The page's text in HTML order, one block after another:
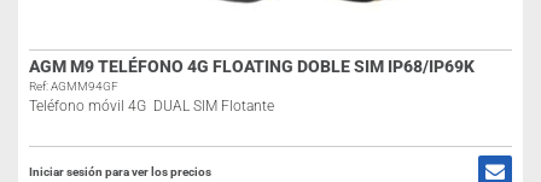
AGM M9 TELÉFONO 4G FLOATING DOBLE SIM IP68/IP69K
Ref: AGMM94GF
Teléfono móvil 4G DUAL SIM Flotante
Iniciar sesión para ver los precios